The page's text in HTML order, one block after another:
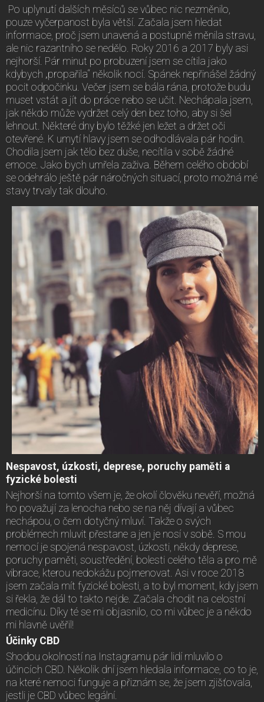
Po uplynutí dalších měsíců se vůbec nic nezměnilo,
pouze vyčerpanost byla větší. Začala jsem hledat
informace, proč jsem unavená a postupně měnila stravu,
ale nic razantního se nedělo. Roky 2016 a 2017 byly asi
nejhorší. Pár minut po probuzení jsem se cítila jako
kdybych „propařila“ několik nocí. Spánek nepřinášel žádný
pocit odpočinku. Večer jsem se bála rána, protože budu
muset vstát a jít do práce nebo se učit. Nechápala jsem,
jak někdo může vydržet celý den bez toho, aby si šel
lehnout. Některé dny bylo těžké jen ležet a držet oči
otevřené. K umytí hlavy jsem se odhodlávala pár hodin.
Chodila jsem jak tělo bez duše, necítila v sobě žádné
emoce. Jako bych umřela zaživa. Během celého období
se odehrálo ještě pár náročných situací, proto možná mé
stavy trvaly tak dlouho.
Nespavost, úzkosti, deprese, poruchy paměti a
fyzické bolesti
Nejhorší na tomto všem je, že okolí člověku nevěří, možná
ho považují za lenocha nebo se na něj dívají a vůbec
nechápou, o čem dotyčný mluví. Takže o svých
problémech mluvit přestane a jen je nosí v sobě. S mou
nemocí je spojená nespavost, úzkosti, někdy deprese,
poruchy paměti, soustředění, bolesti celého těla a pro mě
vibrace, kterou nedokážu pojmenovat. Asi v roce 2018
jsem začala mít fyzické bolesti, a to byl moment, kdy jsem
si řekla, že dál to takto nejde. Začala chodit na celostní
medicínu. Díky té se mi objasnilo, co mi vůbec je a někdo
mi hlavně uvěřil!
Účinky CBD
Shodou okolností na Instagramu pár lidí mluvilo o
účincích CBD. Několik dní jsem hledala informace, co to je,
na které nemoci funguje a přiznám se, že jsem zjišťovala,
jestli je CBD vůbec legální.